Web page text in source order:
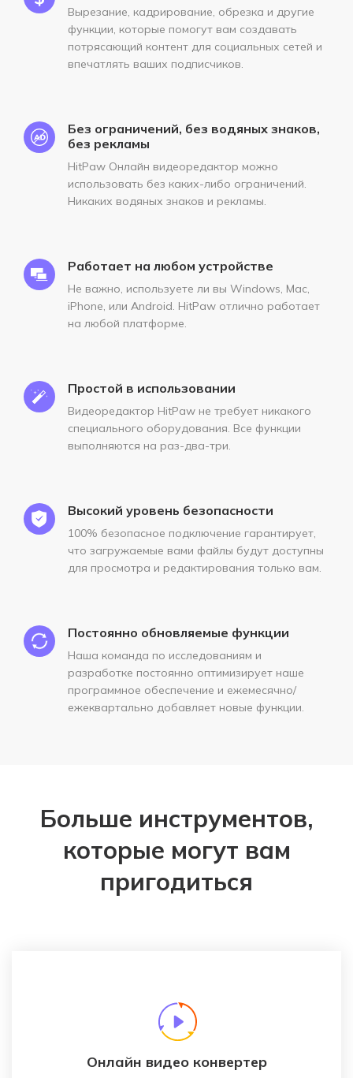
Вырезание, кадрирование, обрезка и другие
функции, которые помогут вам создавать
потрясающий контент для социальных сетей и
впечатлять ваших подписчиков.
Без ограничений, без водяных знаков,
без рекламы
HitPaw Онлайн видеоредактор можно
использовать без каких-либо ограничений.
Никаких водяных знаков и рекламы.
Работает на любом устройстве
Не важно, используете ли вы Windows, Mac,
iPhone, или Android. HitPaw отлично работает
на любой платформе.
Простой в использовании
Видеоредактор HitPaw не требует никакого
специального оборудования. Все функции
выполняются на раз-два-три.
Высокий уровень безопасности
100% безопасное подключение гарантирует,
что загружаемые вами файлы будут доступны
для просмотра и редактирования только вам.
Постоянно обновляемые функции
Наша команда по исследованиям и
разработке постоянно оптимизирует наше
программное обеспечение и ежемесячно/
ежеквартально добавляет новые функции.
Больше инструментов,
которые могут вам
пригодиться
Онлайн видео конвертер